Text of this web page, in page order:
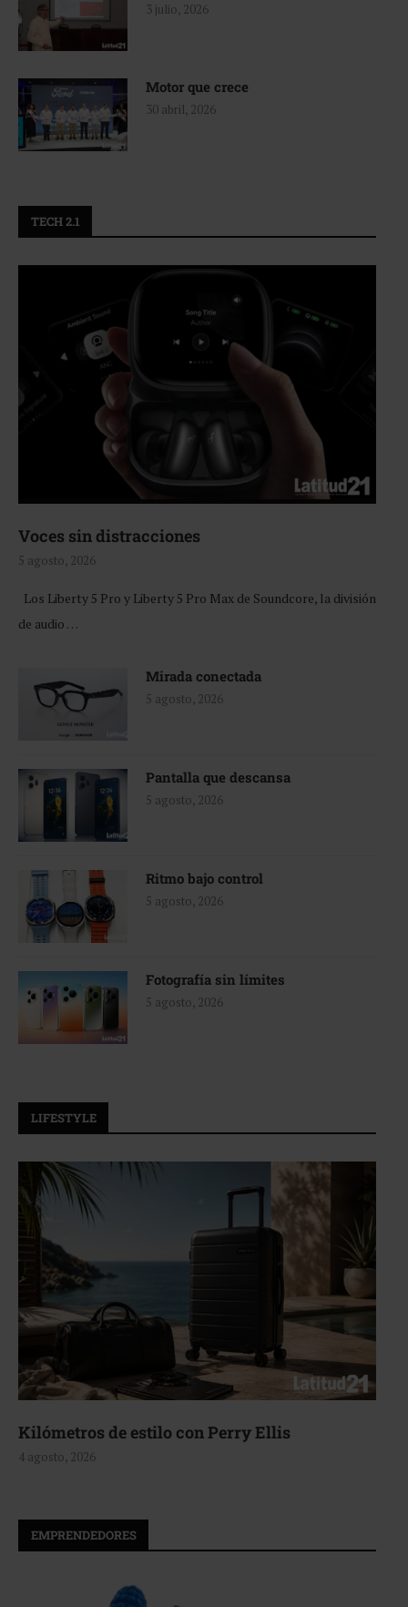
3 julio, 2026
Motor que crece
30 abril, 2026
TECH 2.1
Voces sin distracciones
5 agosto, 2026
Los Liberty 5 Pro y Liberty 5 Pro Max de Soundcore, la división
de audio …
Mirada conectada
5 agosto, 2026
Pantalla que descansa
5 agosto, 2026
Ritmo bajo control
5 agosto, 2026
Fotografía sin límites
5 agosto, 2026
LIFESTYLE
Kilómetros de estilo con Perry Ellis
4 agosto, 2026
EMPRENDEDORES